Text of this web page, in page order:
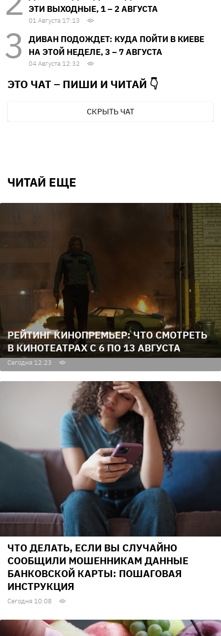
ЭТИ ВЫХОДНЫЕ, 1 – 2 АВГУСТА
01 Августа 17:13
ДИВАН ПОДОЖДЕТ: КУДА ПОЙТИ В КИЕВЕ
НА ЭТОЙ НЕДЕЛЕ, 3 – 7 АВГУСТА
04 Августа 12:32
ЭТО ЧАТ – ПИШИ И ЧИТАЙ 👇
СКРЫТЬ ЧАТ
ЧИТАЙ ЕЩЕ
РЕЙТИНГ КИНОПРЕМЬЕР: ЧТО СМОТРЕТЬ
В КИНОТЕАТРАХ С 6 ПО 13 АВГУСТА
Сегодня 12:23
ЧТО ДЕЛАТЬ, ЕСЛИ ВЫ СЛУЧАЙНО
СООБЩИЛИ МОШЕННИКАМ ДАННЫЕ
БАНКОВСКОЙ КАРТЫ: ПОШАГОВАЯ
ИНСТРУКЦИЯ
Сегодня 10:08